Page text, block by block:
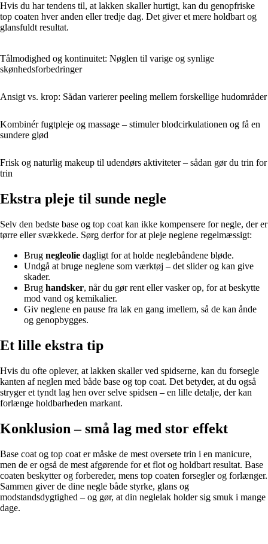
Hvis du har tendens til, at lakken skaller hurtigt, kan du genopfriske
top coaten hver anden eller tredje dag. Det giver et mere holdbart og
glansfuldt resultat.
Tålmodighed og kontinuitet: Nøglen til varige og synlige
skønhedsforbedringer
Ansigt vs. krop: Sådan varierer peeling mellem forskellige hudområder
Kombinér fugtpleje og massage – stimuler blodcirkulationen og få en
sundere glød
Frisk og naturlig makeup til udendørs aktiviteter – sådan gør du trin for
trin
Ekstra pleje til sunde negle
Selv den bedste base og top coat kan ikke kompensere for negle, der er
tørre eller svækkede. Sørg derfor for at pleje neglene regelmæssigt:
Brug negleolie dagligt for at holde neglebåndene bløde.
Undgå at bruge neglene som værktøj – det slider og kan give
skader.
Brug handsker, når du gør rent eller vasker op, for at beskytte
mod vand og kemikalier.
Giv neglene en pause fra lak en gang imellem, så de kan ånde
og genopbygges.
Et lille ekstra tip
Hvis du ofte oplever, at lakken skaller ved spidserne, kan du forsegle
kanten af neglen med både base og top coat. Det betyder, at du også
stryger et tyndt lag hen over selve spidsen – en lille detalje, der kan
forlænge holdbarheden markant.
Konklusion – små lag med stor effekt
Base coat og top coat er måske de mest oversete trin i en manicure,
men de er også de mest afgørende for et flot og holdbart resultat. Base
coaten beskytter og forbereder, mens top coaten forsegler og forlænger.
Sammen giver de dine negle både styrke, glans og
modstandsdygtighed – og gør, at din neglelak holder sig smuk i mange
dage.